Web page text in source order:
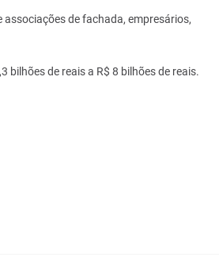
associações de fachada, empresários,
bilhões de reais a R$ 8 bilhões de reais.